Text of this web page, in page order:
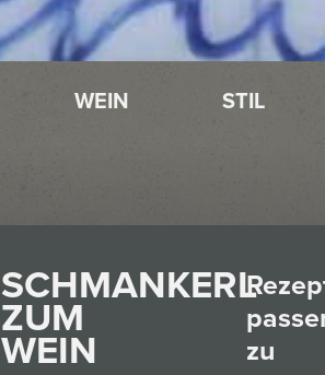
WEIN STIL
SCHMANKERL
ZUM
WEIN
zu